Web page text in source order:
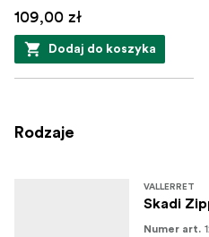
109,00 zł
Dodaj do koszyka
Rodzaje
VALLERRET
Skadi
Numer art.